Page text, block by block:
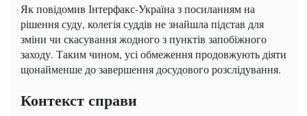
Як повідомив Інтерфакс-Україна з посиланням на
рішення суду, колегія суддів не знайшла підстав для
зміни чи скасування жодного з пунктів запобіжного
заходу. Таким чином, усі обмеження продовжують діяти
щонайменше до завершення досудового розслідування.
Контекст справи